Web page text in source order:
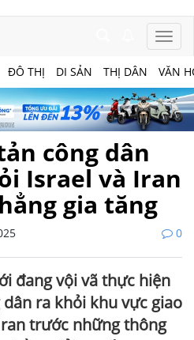
ĐÔ THỊ DI SẢN THỊ DÂN VĂN
công dân
Israel và Iran
gia tăng
0
đang vội vã thực hiện
ra khỏi khu vực giao
trước những thông